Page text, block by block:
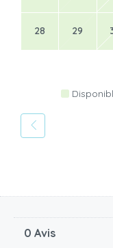
28 29
0 Avis